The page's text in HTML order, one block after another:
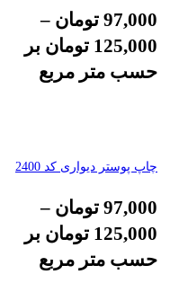
97,000 تومان –
125,000 تومان بر
حسب متر مربع
چاپ پوستر دیواری کد 2400
97,000 تومان –
125,000 تومان بر
حسب متر مربع